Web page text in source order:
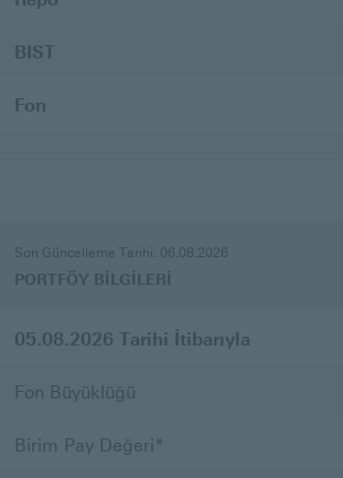
BIST
Fon
BİLGİLERİ
Son Güncelleme Tarihi: 06.08.2026
PORTFÖY BİLGİLERİ
05.08.2026 Tarihi İtibarıyla
Fon Büyüklüğü
Birim Pay Değeri*